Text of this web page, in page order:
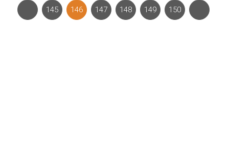
145 146 147 148 149 150